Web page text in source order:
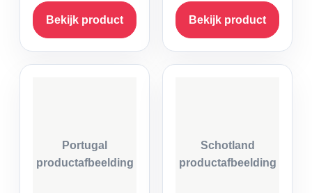
Bekijk product Bekijk product
Portugal
productafbeelding
Schotland
productafbeelding